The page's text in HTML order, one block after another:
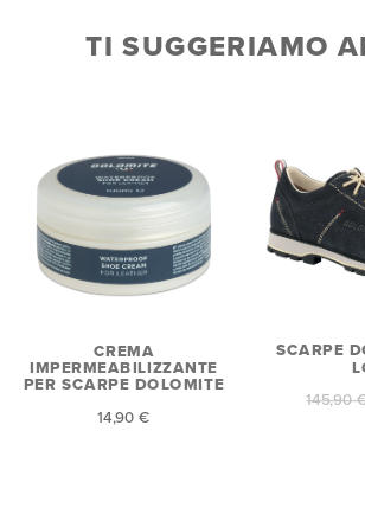
TI SUGGERIAMO
CREMA
IMPERMEABILIZZANTE
PER SCARPE DOLOMITE
14,90 €
SCARPE
145,90